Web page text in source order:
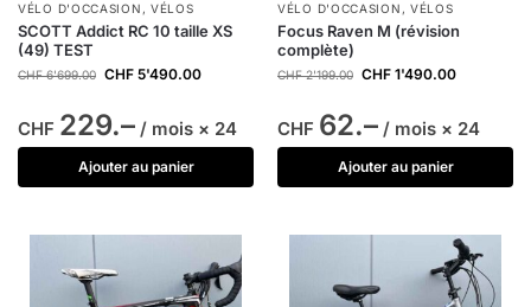
VÉLO D'OCCASION , VÉLOS
SCOTT Addict RC 10 taille XS
(49) TEST
CHF6'699.00 CHF 5'490.00
CHF 229.– / mois × 24
Ajouter au panier
VÉLO D'OCCASION , VÉLOS
Focus Raven M (révision
complète)
CHF2'199.00 CHF 1'490.00
CHF 62.– / mois × 24
Ajouter au panier